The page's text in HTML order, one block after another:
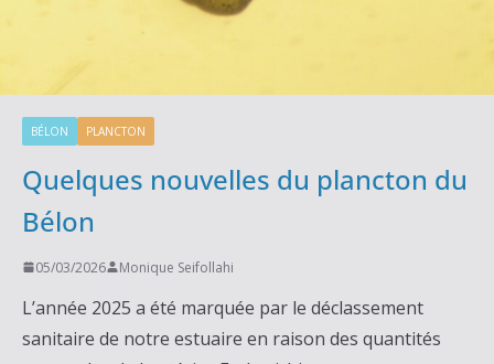
BÉLON PLANCTON
Quelques nouvelles du plancton du
Bélon
05/03/2026 Monique Seifollahi
L’année 2025 a été marquée par le déclassement
sanitaire de notre estuaire en raison des quantités